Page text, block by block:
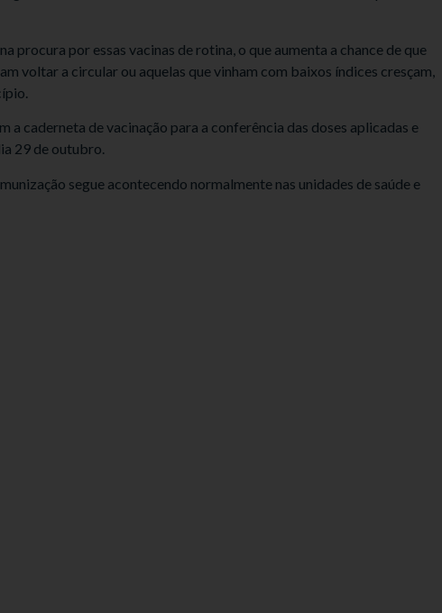
procura por essas vacinas de rotina, o que aumenta a chance de que
voltar a circular ou aquelas que vinham com baixos índices cresçam,
a caderneta de vacinação para a conferência das doses aplicadas e
29 de outubro.
segue acontecendo normalmente nas unidades de saúde e